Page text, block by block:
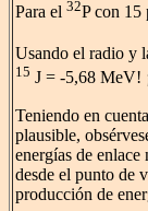
Para el 32P con 15
Usando el radio y
15 J = -5,68 MeV!
Teniendo en
plausible,
energías de
desde el punto de
producción de